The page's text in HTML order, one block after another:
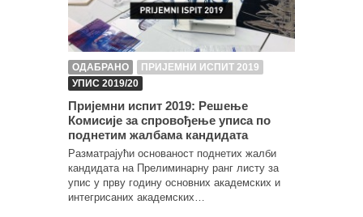
ОДАБРАНО
ПРИЈЕМНИ ИСПИТ 2019
УПИС 2019/20
Пријемни испит 2019: Решење
Комисије за спровођење уписа по
поднетим жалбама кандидата
Разматрајући основаност поднетих жалби
кандидата на Прелиминарну ранг листу за
упис у прву годину основних академских и
интегрисаних академских…